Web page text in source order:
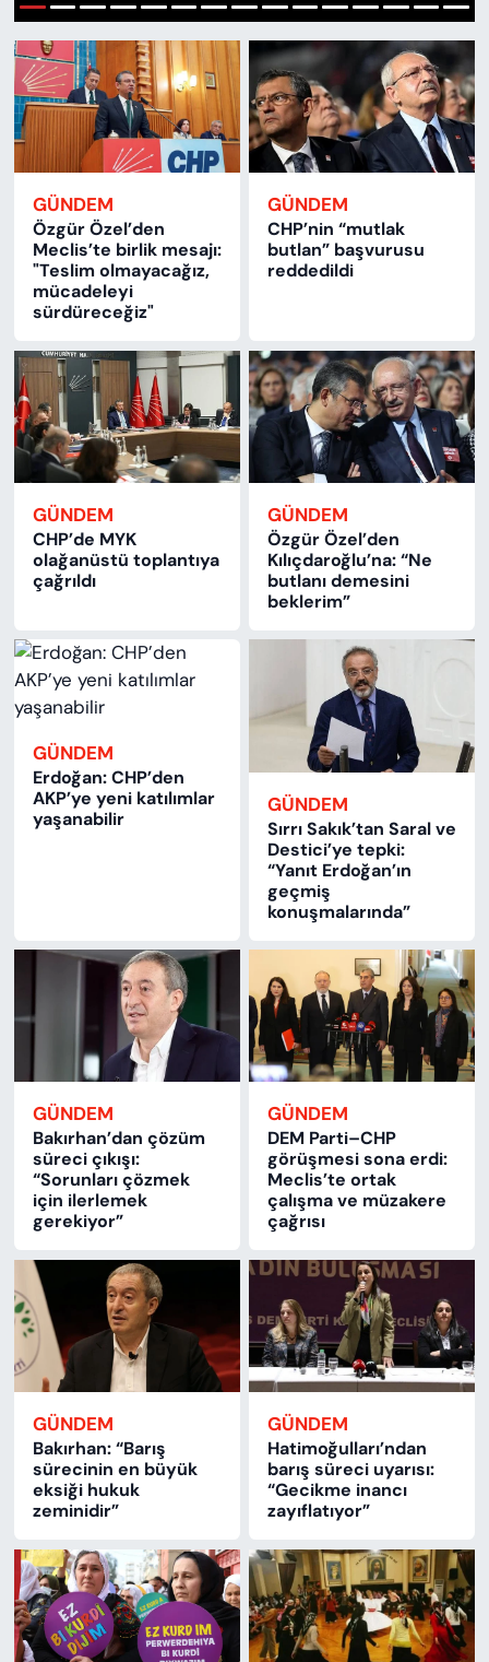
1
GÜNDEM
Özgür Özel’den
Meclis’te birlik mesajı:
"Teslim olmayacağız,
mücadeleyi
sürdüreceğiz"
GÜNDEM
CHP’nin “mutlak
butlan” başvurusu
reddedildi
GÜNDEM
CHP’de MYK
olağanüstü toplantıya
çağrıldı
GÜNDEM
Özgür Özel’den
Kılıçdaroğlu’na: “Ne
butlanı demesini
beklerim”
GÜNDEM
Erdoğan: CHP’den
AKP’ye yeni katılımlar
yaşanabilir
GÜNDEM
Sırrı Sakık’tan Saral ve
Destici’ye tepki:
“Yanıt Erdoğan’ın
geçmiş
konuşmalarında”
GÜNDEM
Bakırhan’dan çözüm
süreci çıkışı:
“Sorunları çözmek
için ilerlemek
gerekiyor”
GÜNDEM
DEM Parti–CHP
görüşmesi sona erdi:
Meclis’te ortak
çalışma ve müzakere
çağrısı
GÜNDEM
Bakırhan: “Barış
sürecinin en büyük
eksiği hukuk
zeminidir”
GÜNDEM
Hatimoğulları’ndan
barış süreci uyarısı:
“Gecikme inancı
zayıflatıyor”
KADIN
SAĞLIK
SPOR
KÜLTÜR-SANAT
MAGAZİN
ÖZEL HABER
SİYASET
VAN VE DİYARBAKIR HABERLERİ